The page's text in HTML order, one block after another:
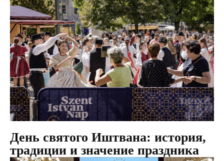
День святого Иштвана: история,
традиции и значение праздника